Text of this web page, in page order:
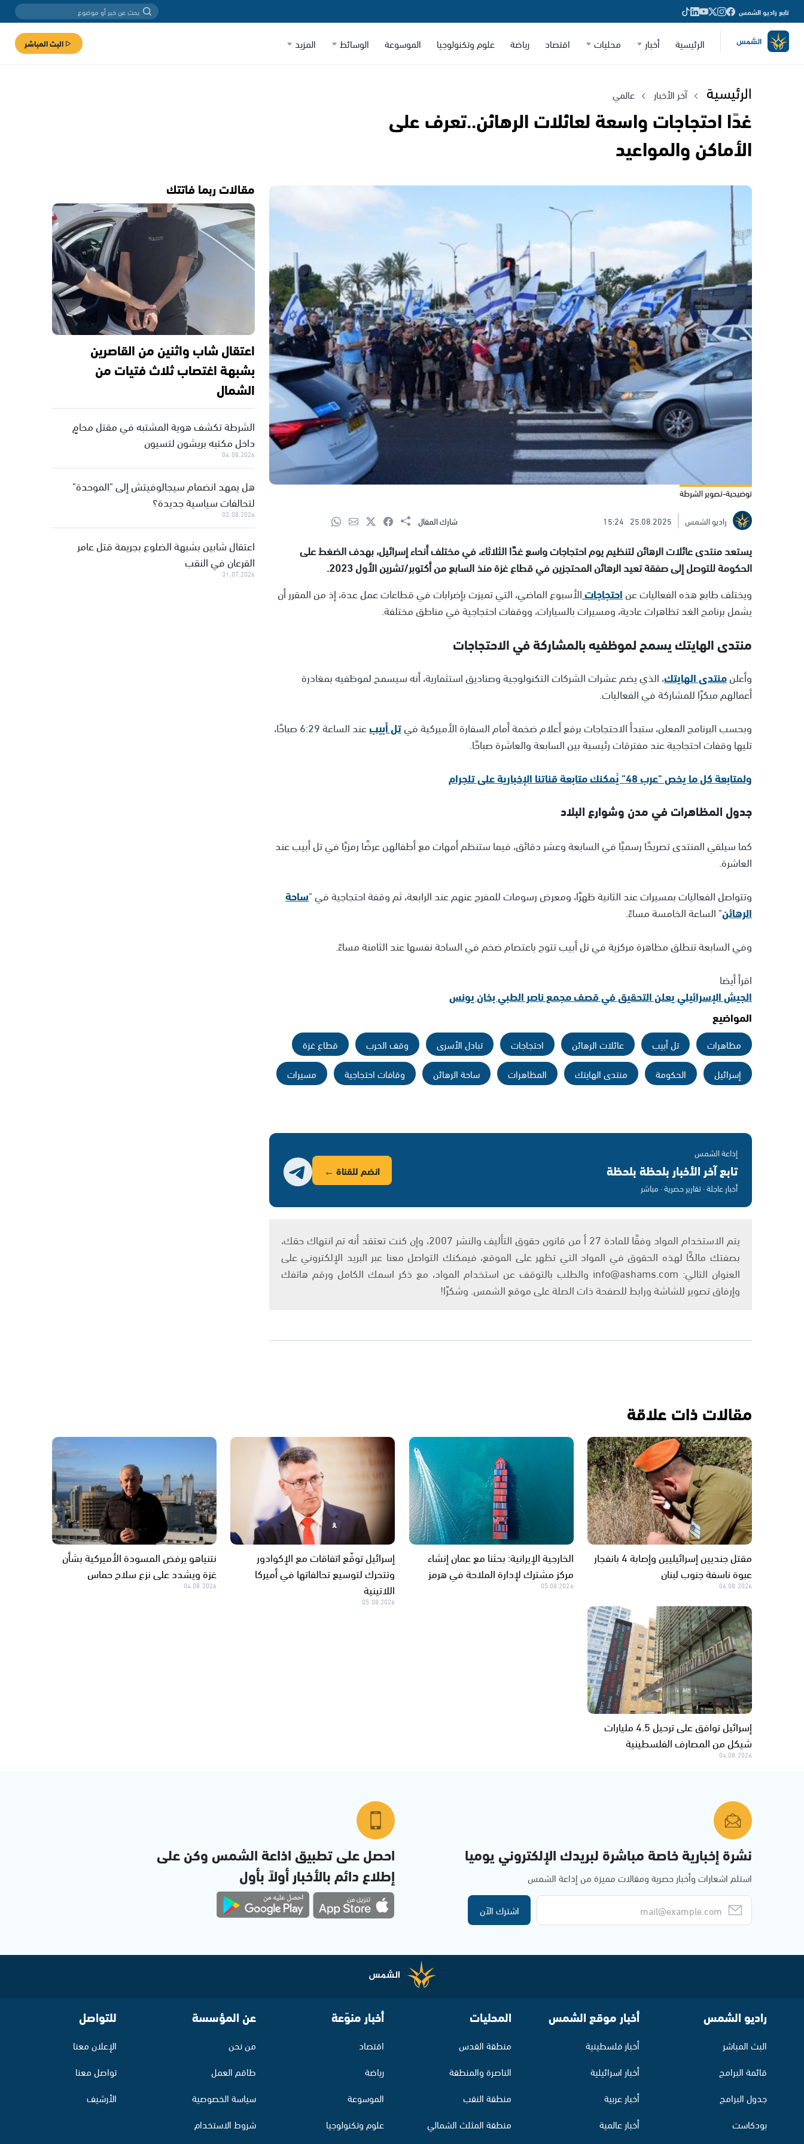
تابع راديو الشمس
الرئيسية أخبار محليات اقتصاد رياضة علوم وتكنولوجيا الموسوعة الوسائط المزيد البث المباشر
الرئيسية آخر الأخبار عالمي
غدًا احتجاجات واسعة لعائلات الرهائن..تعرف على
الأماكن والمواعيد
توضيحية-تصوير الشرطة
راديو الشمس
25.08.2025
15:24 شارك المقال
يستعد منتدى عائلات الرهائن لتنظيم يوم احتجاجات واسع غدًا الثلاثاء، في مختلف أنحاء إسرائيل، بهدف الضغط على
الحكومة للتوصل إلى صفقة تعيد الرهائن المحتجزين في قطاع غزة منذ السابع من أكتوبر/تشرين الأول 2023.
ويختلف طابع هذه الفعاليات عناحتجاجاتالأسبوع الماضي، التي تميزت بإضرابات في قطاعات عمل عدة، إذ من المقرر أن
يشمل برنامج الغد تظاهرات عادية، ومسيرات بالسيارات، ووقفات احتجاجية في مناطق مختلفة.
منتدى الهايتك يسمح لموظفيه بالمشاركة في الاحتجاجات
وأعلنمنتدى الهايتك، الذي يضم عشرات الشركات التكنولوجية وصناديق استثمارية، أنه سيسمح لموظفيه بمغادرة
أعمالهم مبكرًا للمشاركة في الفعاليات.
وبحسب البرنامج المعلن، ستبدأ الاحتجاجات برفع أعلام ضخمة أمام السفارة الأميركية فيتل أبيب
عند الساعة 6:29 صباحًا،
تليها وقفات احتجاجية عند مفترقات رئيسية بين السابعة والعاشرة صباحًا.
ولمتابعة كل ما يخص "عرب 48" يُمكنك متابعة قناتنا الإخبارية على تلجرام
جدول المظاهرات في مدن وشوارع البلاد
كما سيلقي المنتدى تصريحًا رسميًا في السابعة وعشر دقائق، فيما ستنظم أمهات مع أطفالهن عرضًا رمزيًا في تل أبيب عند
العاشرة.
وتتواصل الفعاليات بمسيرات عند الثانية ظهرًا، ومعرض رسومات للمفرج عنهم عند الرابعة، ثم وقفة احتجاجية في "ساحة
الرهائن" الساعة الخامسة مساءً.
وفي السابعة تنطلق مظاهرة مركزية في تل أبيب تتوج باعتصام ضخم في الساحة نفسها عند الثامنة مساءً.
اقرأ أيضا
الجيش الإسرائيلي يعلن التحقيق في قصف مجمع ناصر الطبي بخان يونس
المواضيع
مظاهرات تل أبيب عائلات الرهائن احتجاجات تبادل الأسرى وقف الحرب
قطاع غزة
إسرائيل
الحكومة منتدى الهايتك المظاهرات ساحة الرهائن وقافات احتجاجية مسيرات
إذاعة الشمس
تابع آخر الأخبار بلحظة بلحظة
أخبار عاجلة · تقارير حصرية · مباشر
انضم للقناة ←
يتم الاستخدام المواد وفقًا للمادة 27 أ من قانون حقوق التأليف والنشر 2007، وإن كنت تعتقد أنه تم انتهاك حقك،
بصفتك مالكًا لهذه الحقوق في المواد التي تظهر على الموقع، فيمكنك التواصل معنا عبر البريد الإلكتروني على
العنوان التالي: info@ashams.com والطلب بالتوقف عن استخدام المواد، مع ذكر اسمك الكامل ورقم هاتفك
وإرفاق تصوير للشاشة ورابط للصفحة ذات الصلة على موقع الشمس. وشكرًا!
مقالات ربما فاتتك
اعتقال شاب واثنين من القاصرين
بشبهة اغتصاب ثلاث فتيات من
الشمال
الشرطة تكشف هوية المشتبه في مقتل محامٍ
داخل مكتبه بريشون لتسيون
04.08.2026
هل يمهد انضمام سيجالوفيتش إلى "الموحدة"
لتحالفات سياسية جديدة؟
02.08.2026
اعتقال شابين بشبهة الضلوع بجريمة قتل عامر
القرعان في النقب
31.07.2026
مقالات ذات علاقة
مقتل جنديين إسرائيليين وإصابة 4 بانفجار
عبوة ناسفة جنوب لبنان
06.08.2026
الخارجية الإيرانية: بحثنا مع عمان إنشاء
مركز مشترك لإدارة الملاحة في هرمز
05.08.2026
إسرائيل توقّع اتفاقات مع الإكوادور
وتتحرك لتوسيع تحالفاتها في أميركا
اللاتينية
05.08.2026
نتنياهو يرفض المسودة الأميركية بشأن
غزة ويشدد على نزع سلاح حماس
04.08.2026
إسرائيل توافق على ترحيل 4.5 مليارات
شيكل من المصارف الفلسطينية
04.08.2026
نشرة إخبارية خاصة مباشرة لبريدك الإلكتروني يوميا
استلم اشعارات وأخبار حصرية ومقالات مميزة من إذاعة الشمس
اشترك الآن
احصل على تطبيق اذاعة الشمس وكن على
إطلاع دائم بالأخبار أولاً بأول
راديو الشمس
البث المباشر
قائمة البرامج
جدول البرامج
بودكاست
أخبار موقع الشمس
أخبار فلسطينية
أخبار اسرائيلية
أخبار عربية
أخبار عالمية
المحليات
منطقة القدس
الناصرة والمنطقة
منطقة النقب
منطقة المثلث الشمالي
أخبار منوّعة
اقتصاد
رياضة
الموسوعة
علوم وتكنولوجيا
عن المؤسسة
من نحن
طاقم العمل
سياسة الخصوصية
شروط الاستخدام
للتواصل
الإعلان معنا
تواصل معنا
الأرشيف